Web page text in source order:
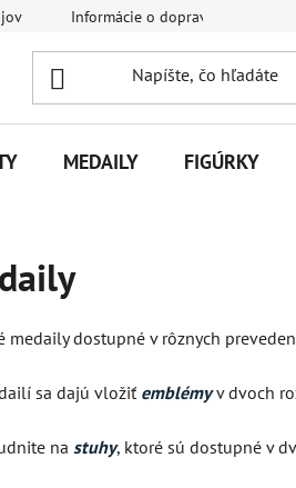
Informácie o doprave
MEDAILY FIGÚRKY
medaily dostupné v rôznych
sa dajú vložiť emblémy v dvoch
na stuhy, ktoré sú dostupné v